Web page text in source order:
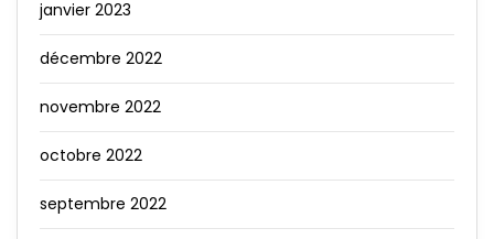
janvier 2023
décembre 2022
novembre 2022
octobre 2022
septembre 2022